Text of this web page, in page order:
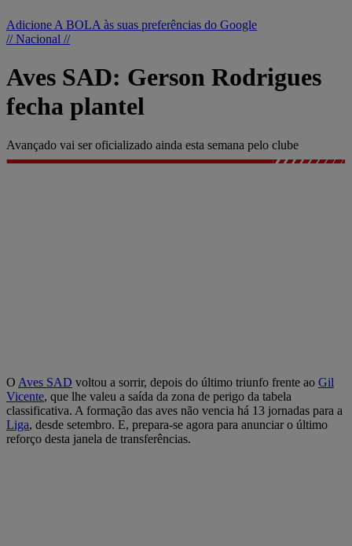
Adicione A BOLA às suas preferências do Google
// Nacional //
Aves SAD: Gerson Rodrigues
fecha plantel
Avançado vai ser oficializado ainda esta semana pelo clube
O Aves SAD voltou a sorrir, depois do último triunfo frente ao Gil
Vicente, que lhe valeu a saída da zona de perigo da tabela
classificativa. A formação das aves não vencia há 13 jornadas para a
Liga, desde setembro. E, prepara-se agora para anunciar o último
reforço desta janela de transferências.